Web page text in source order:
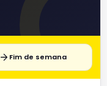
Fim de semana